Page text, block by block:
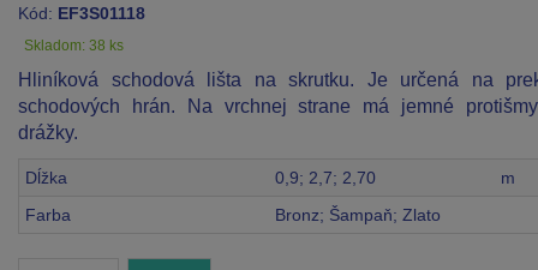
Kód: EF3S01118
Skladom: 38 ks
Hliníková schodová lišta na skrutku. Je určená na
schodových hrán. Na vrchnej strane má jemné
drážky.
Dĺžka 0,9; 2,7; 2,70
m
Farba
Bronz; Šampaň; Zlato